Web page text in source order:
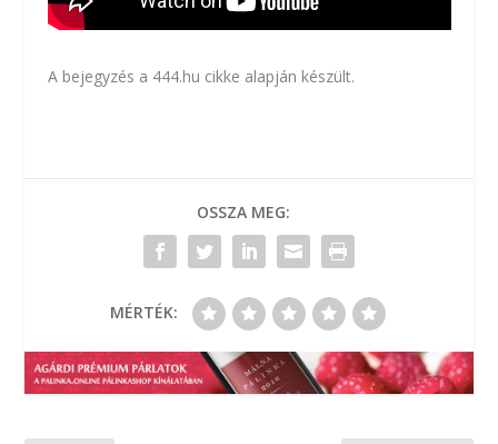
A bejegyzés a 444.hu cikke alapján készült.
OSSZA MEG:
MÉRTÉK: